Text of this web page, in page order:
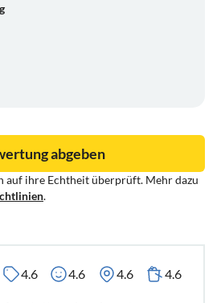
auf ihre Echtheit überprüft. Mehr dazu
.
abgeben
4.6 4.6 4.6 4.6